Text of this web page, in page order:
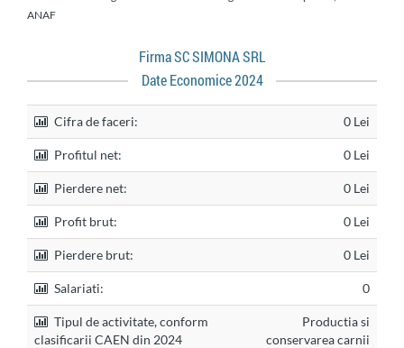
ANAF
Firma SC SIMONA SRL
Date Economice 2024
Cifra de faceri: 0 Lei
Profitul net: 0 Lei
Pierdere net: 0 Lei
Profit brut: 0 Lei
Pierdere brut: 0 Lei
Salariati: 0
Tipul de activitate, conform
clasificarii CAEN din 2024
Productia si
conservarea carnii